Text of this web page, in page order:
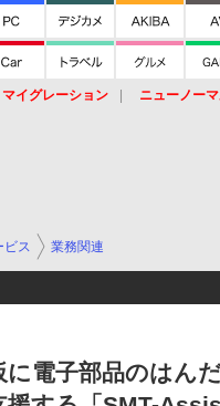
マイグレーション ニューノー
ビス 業務関連
電子部品のはん